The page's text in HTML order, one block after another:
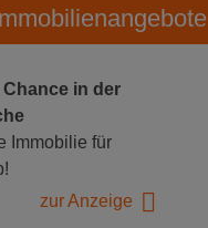
in der
Immobilie für
zur Anzeige